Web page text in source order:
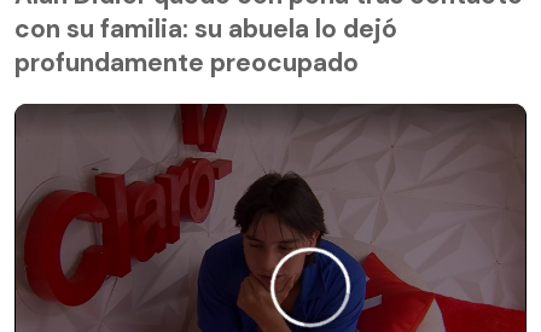
con su familia: su abuela lo dejó
profundamente preocupado